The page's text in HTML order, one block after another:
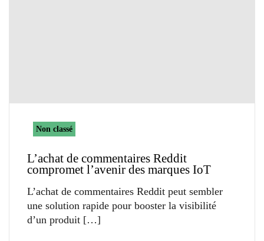
Non classé
L’achat de commentaires Reddit
compromet l’avenir des marques IoT
L’achat de commentaires Reddit peut sembler
une solution rapide pour booster la visibilité
d’un produit